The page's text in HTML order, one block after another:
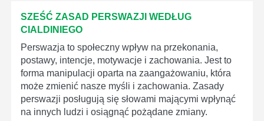
SZEŚĆ ZASAD PERSWAZJI WEDŁUG
CIALDINIEGO
Perswazja to społeczny wpływ na przekonania,
postawy, intencje, motywacje i zachowania. Jest to
forma manipulacji oparta na zaangażowaniu, która
może zmienić nasze myśli i zachowania. Zasady
perswazji posługują się słowami mającymi wpłynąć
na innych ludzi i osiągnąć pożądane zmiany.